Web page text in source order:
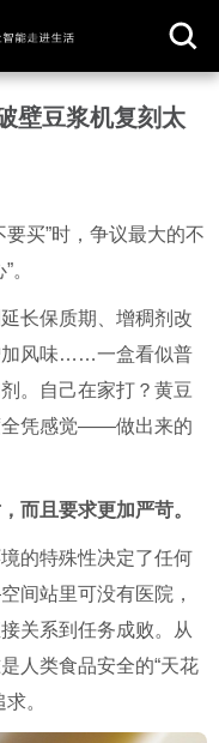
壁豆浆机复刻太
买”时，争议最大的不
。
长保质期、增稠剂改
加风味……一盒看似普
。自己在家打？黄豆
全凭感觉——做出来的
而且要求更加严苛。
的特殊性决定了任何
间站里可没有医院，
关系到任务成败。从
人类食品安全的“天花
。